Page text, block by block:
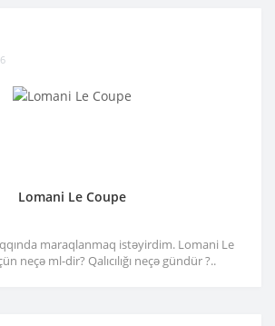
Lomani Le Coupe
maraqlanmaq istəyirdim. Lomani Le
neçə ml-dir? Qalıcılığı neçə gündür ?..